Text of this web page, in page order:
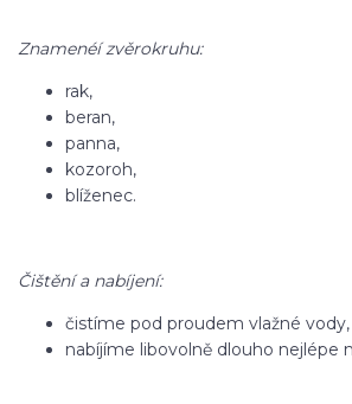
Znamenéí zvěrokruhu:
rak,
beran,
panna,
kozoroh,
blíženec.
Čištění a nabíjení:
čistíme pod proudem vlažné vody,
nabíjíme libovolně dlouho nejlépe